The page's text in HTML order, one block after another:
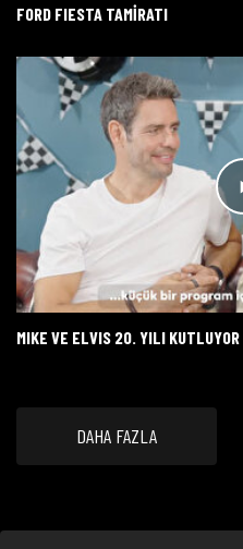
FORD FIESTA TAMİRATI
MIKE VE ELVIS 20. YILI KUTLUYOR
DAHA FAZLA